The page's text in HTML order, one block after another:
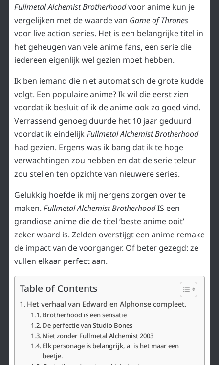
Fullmetal Alchemist Brotherhoodvoor anime kun je
vergelijken met de waarde van Game of Thrones
voor live action series. Het is een belangrijke titel in
het geheugen van vele anime fans, een serie die
iedereen eigenlijk wel gezien moet hebben.
Ik ben iemand die niet automatisch de grote kudde
volgt. Een populaire anime? Ik wil die eerst zien
voordat ik besluit of ik de anime ook zo goed vind.
Verrassend genoeg duurde het 10 jaar geduurd
voordat ik eindelijk Fullmetal Alchemist Brotherhood
had gezien. Ergens was ik bang dat ik te hoge
verwachtingen zou hebben en dat de serie teleur
zou stellen ten opzichte van nieuwere series.
Gelukkig hoefde ik mij nergens zorgen over te
maken. Fullmetal Alchemist BrotherhoodIS een
grandiose anime die de titel ‘beste anime ooit’
zeker waard is. Zelden overstijgt een anime remake
de impact van de voorganger. Of beter gezegd: ze
vullen elkaar perfect aan.
Table of Contents
Het verhaal van Edward en Alphonse compleet.
Brotherhood is een sensatie
De perfectie van Studio Bones
Niet zonder Fullmetal Alchemist 2003
Elk personage is belangrijk, al is het maar een
beetje.